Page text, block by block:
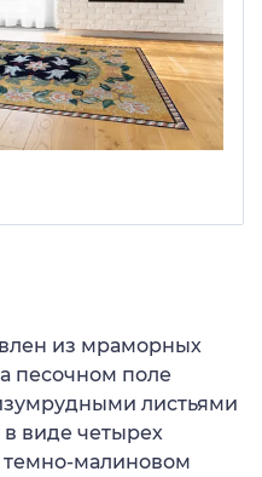
из мраморных
песочном поле
листьями
виде четырех
малиновом